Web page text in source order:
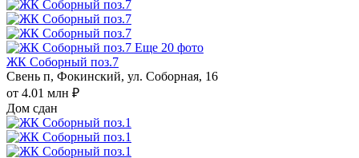
Еще 20 фото
ЖК Соборный поз.7
Свень п, Фокинский, ул. Соборная, 16
от 4.01 млн ₽
Дом сдан